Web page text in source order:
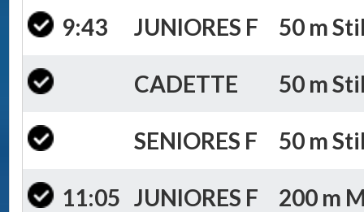
9:43 JUNIORES F 50 m
CADETTE 50 m
SENIORES F 50 m
11:05 JUNIORES F 200 m